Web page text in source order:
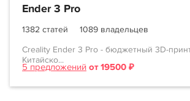
Ender 3 Pro
1382 статей
1089 владельцев
Creality Ender 3 Pro - бюджетный 3D-
Китайско...
5 предложений от 19500 ₽